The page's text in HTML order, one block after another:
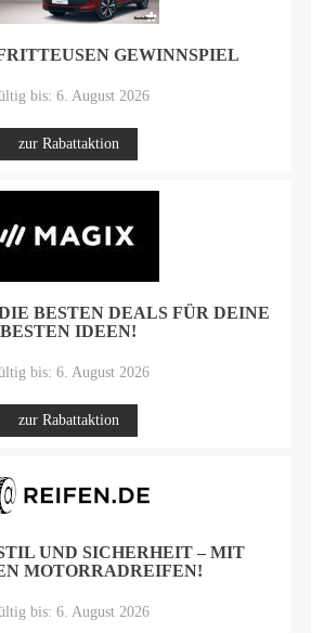
GEWINNSPIEL
bis: 6. August 2026
zur Rabattaktion
BESTEN DEALS FÜR DEINE
BESTEN IDEEN!
bis: 6. August 2026
zur Rabattaktion
UND SICHERHEIT – MIT
MOTORRADREIFEN!
bis: 6. August 2026